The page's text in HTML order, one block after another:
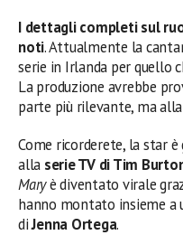
I dettagli completi sul
noti. Attualmente la
serie in Irlanda per quello
La produzione avrebbe
parte più rilevante, ma
Come ricorderete, la star
alla serie TV di Tim
Maryè diventato virale
hanno montato insieme a
diJenna Ortega.